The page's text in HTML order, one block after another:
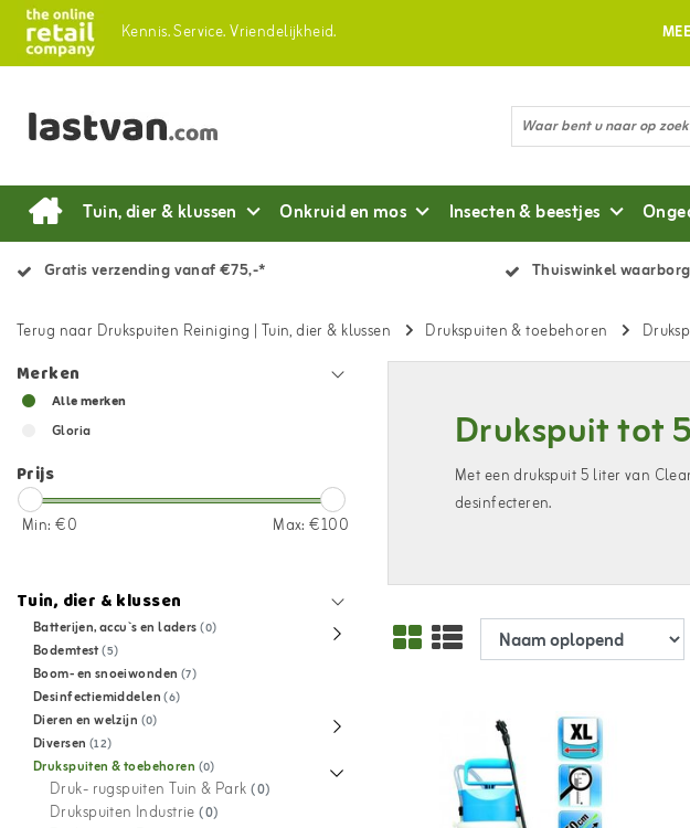
Kennis.Service.Vriendelijkheid.
Tuin, dier & klussen Onkruid en mos Insecten & beestjes
Gratis verzending vanaf €75,-* Thuiswinkel waarborg
Terug naar Drukspuiten Reiniging | Tuin, dier & klussen Drukspuiten & toebehoren
Merken
Alle merken
Gloria
Prijs
Min: €0 Max: €100
Tuin, dier & klussen
Batterijen, accu`s en laders(0)
Bodemtest(5)
Boom- en snoeiwonden (7)
Desinfectiemiddelen(6)
Dieren en welzijn (0)
Diversen (12)
Drukspuiten & toebehoren (0)
Druk- rugspuiten Tuin & Park(0)
Drukspuiten Industrie(0)
Drukspuit tot
Met een drukspuit 5 liter van
desinfecteren.